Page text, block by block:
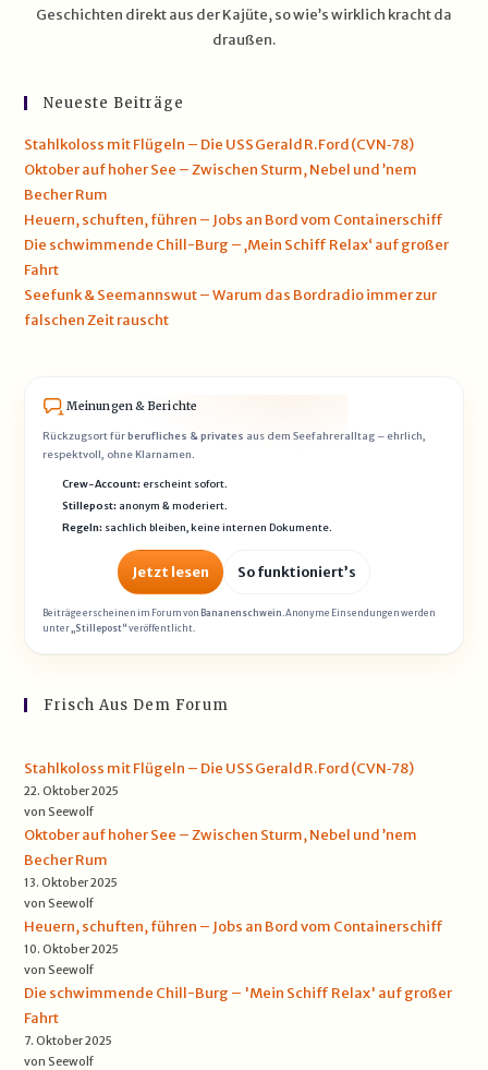
Geschichten direkt aus der Kajüte, so wie’s wirklich kracht da
draußen.
Neueste Beiträge
Stahlkoloss mit Flügeln – Die USS Gerald R. Ford (CVN‑78)
Oktober auf hoher See – Zwischen Sturm, Nebel und ’nem
Becher Rum
Heuern, schuften, führen – Jobs an Bord vom Containerschiff
Die schwimmende Chill-Burg – ‚Mein Schiff Relax‘ auf großer
Fahrt
Seefunk & Seemannswut – Warum das Bordradio immer zur
falschen Zeit rauscht
Meinungen & Berichte
Rückzugsort fürberufliches & privates aus dem Seefahreralltag – ehrlich,
respektvoll, ohne Klarnamen.
Crew-Account:erscheint sofort.
Stillepost: anonym & moderiert.
Regeln: sachlich bleiben, keine internen Dokumente.
Jetzt lesen So funktioniert’s
Beiträge erscheinen im Forum von Bananenschwein . Anonyme Einsendungen werden
unter „Stillepost“veröffentlicht.
Frisch Aus Dem Forum
Stahlkoloss mit Flügeln – Die USS Gerald R. Ford (CVN‑78)
22. Oktober 2025
von Seewolf
Oktober auf hoher See – Zwischen Sturm, Nebel und ’nem
Becher Rum
13. Oktober 2025
von Seewolf
Heuern, schuften, führen – Jobs an Bord vom Containerschiff
10. Oktober 2025
von Seewolf
Die schwimmende Chill-Burg – 'Mein Schiff Relax' auf großer
Fahrt
7. Oktober 2025
von Seewolf